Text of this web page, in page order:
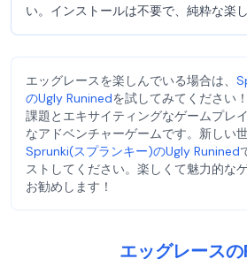
い。インストールは不要で、純粋な楽
エッグレースを楽しんでいる場合は、
のUgly Runinedを試してみてください
課題とエキサイティングなゲームプレ
なアドベンチャーゲームです。新しい
Sprunki(スプランキー)のUgly Runined
ストしてください。楽しくて魅力的な
お勧めします！
エッグレースの